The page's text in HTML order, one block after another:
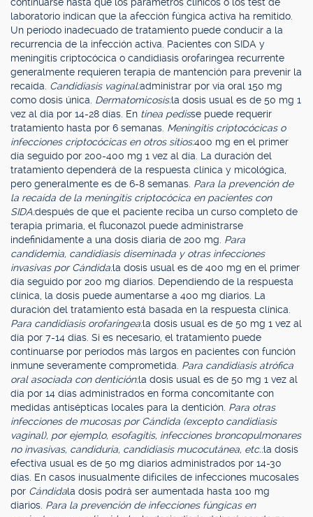
laboratorio indican que la afección fúngica activa ha remitido.
Un período inadecuado de tratamiento puede conducir a la
recurrencia de la infección activa. Pacientes con SIDA y
meningitis criptocócica o candidiasis orofaríngea recurrente
generalmente requieren terapia de mantención para prevenir la
recaída. Candidiasis vaginal:administrar por vía oral 150 mg
como dosis única. Dermatomicosis:la dosis usual es de 50 mg 1
vez al día por 14-28 días. En tinea pedisse puede requerir
tratamiento hasta por 6 semanas. Meningitis criptocócicas o
infecciones criptocócicas en otros sitios:400 mg en el primer
día seguido por 200-400 mg 1 vez al día. La duración del
tratamiento dependerá de la respuesta clínica y micológica,
pero generalmente es de 6-8 semanas. Para la prevención de
la recaída de la meningitis criptocócica en pacientes con
SIDA:después de que el paciente reciba un curso completo de
terapia primaria, el fluconazol puede administrarse
indefinidamente a una dosis diaria de 200 mg. Para
candidemia, candidiasis diseminada y otras infecciones
invasivas por Cándida:la dosis usual es de 400 mg en el primer
día seguido por 200 mg diarios. Dependiendo de la respuesta
clínica, la dosis puede aumentarse a 400 mg diarios. La
duración del tratamiento está basada en la respuesta clínica.
Para candidiasis orofaríngea:la dosis usual es de 50 mg 1 vez al
día por 7-14 días. Si es necesario, el tratamiento puede
continuarse por períodos más largos en pacientes con función
inmune severamente comprometida. Para candidiasis atrófica
oral asociada con dentición:la dosis usual es de 50 mg 1 vez al
día por 14 días administrados en forma concomitante con
medidas antisépticas locales para la dentición. Para otras
infecciones de mucosas por Cándida (excepto candidiasis
vaginal), por ejemplo, esofagitis, infecciones broncopulmonares
no invasivas, candiduria, candidiasis mucocutánea, etc.:la dosis
efectiva usual es de 50 mg diarios administrados por 14-30
días. En casos inusualmente difíciles de infecciones mucosales
por Cándidala dosis podrá ser aumentada hasta 100 mg
diarios. Para la prevención de infecciones fúngicas en